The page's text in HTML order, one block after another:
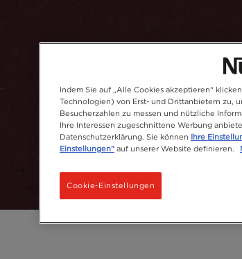
Indem Sie auf „Alle Cookies akzeptieren“
Technologien) von Erst- und Drittanbietern zu,
Besucherzahlen zu messen und nützliche
Ihre Interessen zugeschnittene Werbung
Datenschutzerklärung. Sie können Ihre
Einstellungen“ auf unserer Website definieren.
Cookie-Einstellungen